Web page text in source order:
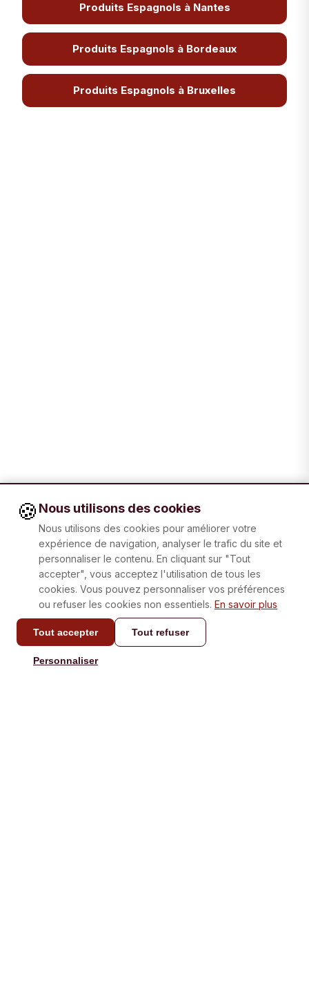
Produits Espagnols à Nantes
Produits Espagnols à Bordeaux
Produits Espagnols à Bruxelles
🍪 Nous utilisons des cookies
Nous utilisons des cookies pour améliorer votre
expérience de navigation, analyser le trafic du site et
personnaliser le contenu. En cliquant sur "Tout
accepter", vous acceptez l'utilisation de tous les
cookies. Vous pouvez personnaliser vos préférences
ou refuser les cookies non essentiels. En savoir plus
Tout accepter Tout refuser
Personnaliser